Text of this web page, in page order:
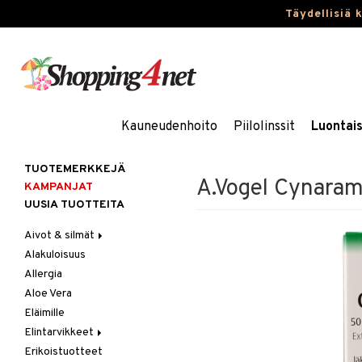
Täydellisiä
Kauneudenhoito Piilolinssit
A.Vogel
TUOTEMERKKEJÄ
KAMPANJAT
UUSIA TUOTTEITA
Aivot & silmät
Muisti
Rasvahapot
Silmät
Alakuloisuus
Allergia
Aloe Vera
Eläimille
Elintarvikkeet
Hedelmät & pähkinät
Erikoistuotteet